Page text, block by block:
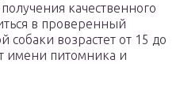
качественного
в проверенный
собаки возрастет от 15 до
имени питомника и